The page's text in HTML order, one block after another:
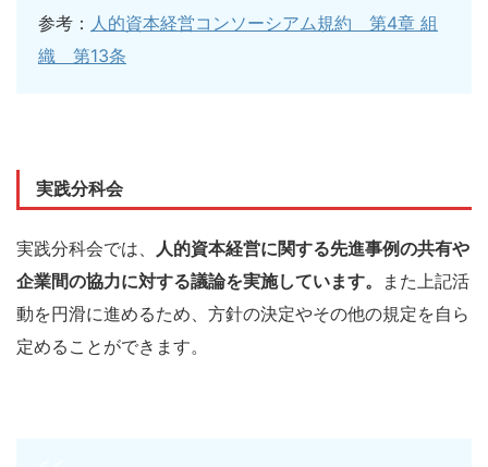
参考： 人的資本経営コンソーシアム規約 第4章 組
織 第13条
実践分科会
実践分科会では、 人的資本経営に関する先進事例の共有や
企業間の協力に対する議論を実施しています。
また上記活
動を円滑に進めるため、方針の決定やその他の規定を自ら
定めることができます。